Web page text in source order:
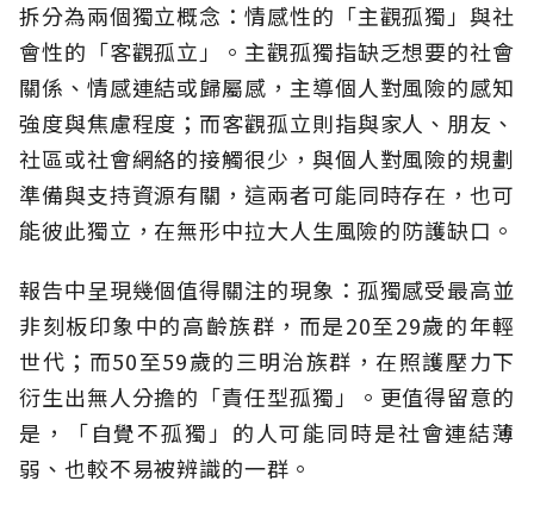
拆分為兩個獨立概念：情感性的「主觀孤獨」與社
會性的「客觀孤立」。主觀孤獨指缺乏想要的社會
關係、情感連結或歸屬感，主導個人對風險的感知
強度與焦慮程度；而客觀孤立則指與家人、朋友、
社區或社會網絡的接觸很少，與個人對風險的規劃
準備與支持資源有關，這兩者可能同時存在，也可
能彼此獨立，在無形中拉大人生風險的防護缺口。
報告中呈現幾個值得關注的現象：孤獨感受最高並
非刻板印象中的高齡族群，而是20至29歲的年輕
世代；而50至59歲的三明治族群，在照護壓力下
衍生出無人分擔的「責任型孤獨」。更值得留意的
是，「自覺不孤獨」的人可能同時是社會連結薄
弱、也較不易被辨識的一群。